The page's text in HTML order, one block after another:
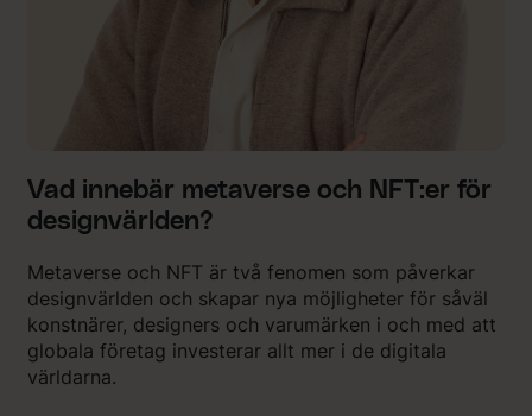
Vad innebär metaverse och NFT:er för
designvärlden?
Metaverse och NFT är två fenomen som påverkar
designvärlden och skapar nya möjligheter för såväl
konstnärer, designers och varumärken i och med att
globala företag investerar allt mer i de digitala
världarna.